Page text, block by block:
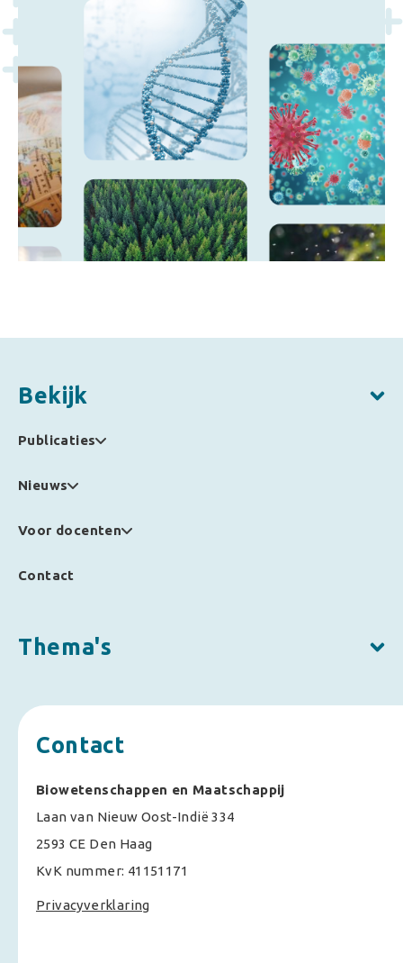
Bekijk
Publicaties
Nieuws
Voor docenten
Contact
Thema's
Contact
Biowetenschappen en Maatschappij
Laan van Nieuw Oost-Indië 334
2593 CE Den Haag
KvK nummer: 41151171
Privacyverklaring